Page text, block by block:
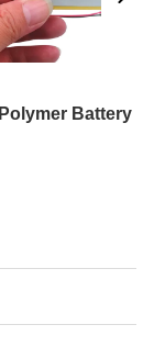
Battery